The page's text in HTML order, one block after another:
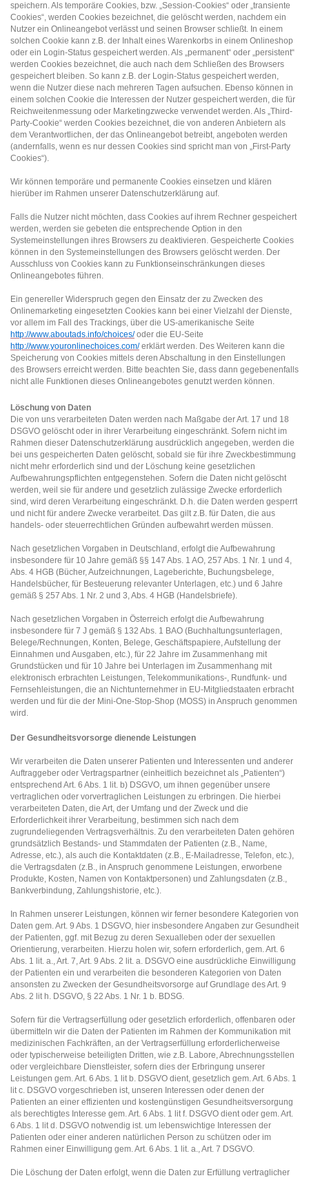
speichern. Als temporäre Cookies, bzw. „Session-Cookies“ oder „transiente
Cookies“, werden Cookies bezeichnet, die gelöscht werden, nachdem ein
Nutzer ein Onlineangebot verlässt und seinen Browser schließt. In einem
solchen Cookie kann z.B. der Inhalt eines Warenkorbs in einem Onlineshop
oder ein Login-Status gespeichert werden. Als „permanent“ oder „persistent“
werden Cookies bezeichnet, die auch nach dem Schließen des Browsers
gespeichert bleiben. So kann z.B. der Login-Status gespeichert werden,
wenn die Nutzer diese nach mehreren Tagen aufsuchen. Ebenso können in
einem solchen Cookie die Interessen der Nutzer gespeichert werden, die für
Reichweitenmessung oder Marketingzwecke verwendet werden. Als „Third-
Party-Cookie“ werden Cookies bezeichnet, die von anderen Anbietern als
dem Verantwortlichen, der das Onlineangebot betreibt, angeboten werden
(andernfalls, wenn es nur dessen Cookies sind spricht man von „First-Party
Cookies“).
Wir können temporäre und permanente Cookies einsetzen und klären
hierüber im Rahmen unserer Datenschutzerklärung auf.
Falls die Nutzer nicht möchten, dass Cookies auf ihrem Rechner gespeichert
werden, werden sie gebeten die entsprechende Option in den
Systemeinstellungen ihres Browsers zu deaktivieren. Gespeicherte Cookies
können in den Systemeinstellungen des Browsers gelöscht werden. Der
Ausschluss von Cookies kann zu Funktionseinschränkungen dieses
Onlineangebotes führen.
Ein genereller Widerspruch gegen den Einsatz der zu Zwecken des
Onlinemarketing eingesetzten Cookies kann bei einer Vielzahl der Dienste,
vor allem im Fall des Trackings, über die US-amerikanische Seite
http://www.aboutads.info/choices/oder die EU-Seite
http://www.youronlinechoices.com/erklärt werden. Des Weiteren kann die
Speicherung von Cookies mittels deren Abschaltung in den Einstellungen
des Browsers erreicht werden. Bitte beachten Sie, dass dann gegebenenfalls
nicht alle Funktionen dieses Onlineangebotes genutzt werden können.
Löschung von Daten
Die von uns verarbeiteten Daten werden nach Maßgabe der Art. 17 und 18
DSGVO gelöscht oder in ihrer Verarbeitung eingeschränkt. Sofern nicht im
Rahmen dieser Datenschutzerklärung ausdrücklich angegeben, werden die
bei uns gespeicherten Daten gelöscht, sobald sie für ihre Zweckbestimmung
nicht mehr erforderlich sind und der Löschung keine gesetzlichen
Aufbewahrungspflichten entgegenstehen. Sofern die Daten nicht gelöscht
werden, weil sie für andere und gesetzlich zulässige Zwecke erforderlich
sind, wird deren Verarbeitung eingeschränkt. D.h. die Daten werden gesperrt
und nicht für andere Zwecke verarbeitet. Das gilt z.B. für Daten, die aus
handels- oder steuerrechtlichen Gründen aufbewahrt werden müssen.
Nach gesetzlichen Vorgaben in Deutschland, erfolgt die Aufbewahrung
insbesondere für 10 Jahre gemäß §§ 147 Abs. 1 AO, 257 Abs. 1 Nr. 1 und 4,
Abs. 4 HGB (Bücher, Aufzeichnungen, Lageberichte, Buchungsbelege,
Handelsbücher, für Besteuerung relevanter Unterlagen, etc.) und 6 Jahre
gemäß § 257 Abs. 1 Nr. 2 und 3, Abs. 4 HGB (Handelsbriefe).
Nach gesetzlichen Vorgaben in Österreich erfolgt die Aufbewahrung
insbesondere für 7 J gemäß § 132 Abs. 1 BAO (Buchhaltungsunterlagen,
Belege/Rechnungen, Konten, Belege, Geschäftspapiere, Aufstellung der
Einnahmen und Ausgaben, etc.), für 22 Jahre im Zusammenhang mit
Grundstücken und für 10 Jahre bei Unterlagen im Zusammenhang mit
elektronisch erbrachten Leistungen, Telekommunikations-, Rundfunk- und
Fernsehleistungen, die an Nichtunternehmer in EU-Mitgliedstaaten erbracht
werden und für die der Mini-One-Stop-Shop (MOSS) in Anspruch genommen
wird.
Der Gesundheitsvorsorge dienende Leistungen
Wir verarbeiten die Daten unserer Patienten und Interessenten und anderer
Auftraggeber oder Vertragspartner (einheitlich bezeichnet als „Patienten“)
entsprechend Art. 6 Abs. 1 lit. b) DSGVO, um ihnen gegenüber unsere
vertraglichen oder vorvertraglichen Leistungen zu erbringen. Die hierbei
verarbeiteten Daten, die Art, der Umfang und der Zweck und die
Erforderlichkeit ihrer Verarbeitung, bestimmen sich nach dem
zugrundeliegenden Vertragsverhältnis. Zu den verarbeiteten Daten gehören
grundsätzlich Bestands- und Stammdaten der Patienten (z.B., Name,
Adresse, etc.), als auch die Kontaktdaten (z.B., E-Mailadresse, Telefon, etc.),
die Vertragsdaten (z.B., in Anspruch genommene Leistungen, erworbene
Produkte, Kosten, Namen von Kontaktpersonen) und Zahlungsdaten (z.B.,
Bankverbindung, Zahlungshistorie, etc.).
In Rahmen unserer Leistungen, können wir ferner besondere Kategorien von
Daten gem. Art. 9 Abs. 1 DSGVO, hier insbesondere Angaben zur Gesundheit
der Patienten, ggf. mit Bezug zu deren Sexualleben oder der sexuellen
Orientierung, verarbeiten. Hierzu holen wir, sofern erforderlich, gem. Art. 6
Abs. 1 lit. a., Art. 7, Art. 9 Abs. 2 lit. a. DSGVO eine ausdrückliche Einwilligung
der Patienten ein und verarbeiten die besonderen Kategorien von Daten
ansonsten zu Zwecken der Gesundheitsvorsorge auf Grundlage des Art. 9
Abs. 2 lit h. DSGVO, § 22 Abs. 1 Nr. 1 b. BDSG.
Sofern für die Vertragserfüllung oder gesetzlich erforderlich, offenbaren oder
übermitteln wir die Daten der Patienten im Rahmen der Kommunikation mit
medizinischen Fachkräften, an der Vertragserfüllung erforderlicherweise
oder typischerweise beteiligten Dritten, wie z.B. Labore, Abrechnungsstellen
oder vergleichbare Dienstleister, sofern dies der Erbringung unserer
Leistungen gem. Art. 6 Abs. 1 lit b. DSGVO dient, gesetzlich gem. Art. 6 Abs. 1
lit c. DSGVO vorgeschrieben ist, unseren Interessen oder denen der
Patienten an einer effizienten und kostengünstigen Gesundheitsversorgung
als berechtigtes Interesse gem. Art. 6 Abs. 1 lit f. DSGVO dient oder gem. Art.
6 Abs. 1 lit d. DSGVO notwendig ist. um lebenswichtige Interessen der
Patienten oder einer anderen natürlichen Person zu schützen oder im
Rahmen einer Einwilligung gem. Art. 6 Abs. 1 lit. a., Art. 7 DSGVO.
Die Löschung der Daten erfolgt, wenn die Daten zur Erfüllung vertraglicher